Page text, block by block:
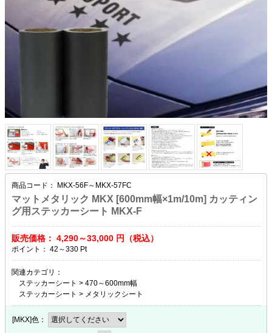
商品コード： MKX-56F～MKX-57FC
マットメタリック MKX [600mm幅×1m/10m] カッティン
グ用ステッカーシート MKX-F
販売価格： 4,290～33,000 円（税込）
ポイント： 42～330 Pt
関連カテゴリ：
ステッカーシート > 470～600mm幅
ステッカーシート > メタリックシート
[MKX]色：